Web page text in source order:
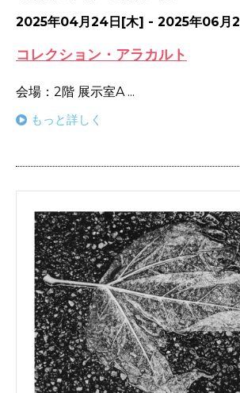
2025年04月24日[木] - 2025年06月
コレクション・アラカルト
会場：2階 展示室A ...
もっと詳しく